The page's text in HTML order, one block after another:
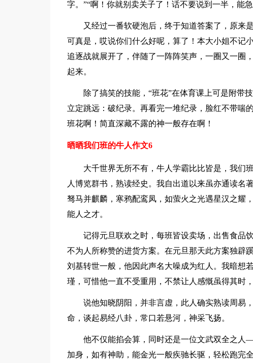
字。”“啊！你就别卖关子了！话不要说到一半，能
又经过一番软硬泡后，终于知道答案了，原来是
可真是，哎说你们什么好呢，算了！本大小姐不
追逐战就展开了，伴随了一阵阵笑声，一圈又一圈
起来。
除了搞笑的技能，“班花”在体育课上可是附带技
立定跳远：破纪录。再看完一堆纪录，脸红不带
班花啊！简直深藏不露的神一般存在啊！
晒晒我们班的牛人作文6
大千世界无所不有，牛人学霸比比皆是，我们班
人博览群书，熟读经史。我自出道以来虽亦通读名
驽马并麒麟，寒鸦配鸾凤，如萤火之光遇星汉之耀
能人之才。
记得元旦联欢之时，每班皆设卖场，出售食品饮
不为人所称赞的进货方案。在元旦那天此方案独辟
刘基转世一般，他因此声名大噪成为红人。我暗想
瑾，可惜他一直不受重用，不禁让人感慨虽得其时，
说他知晓阴阳，并非言虚，此人确实熟读周易
命，谈起易经八卦，常口若悬河，神采飞扬。
他不仅能掐会算，同时还是一位文武双全之人
加身，如有神助，能金光一般疾驰长驱，轻松跑完